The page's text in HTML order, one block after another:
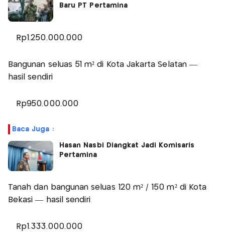
Baru PT Pertamina
Rp1.250.000.000
Bangunan seluas 51 m² di Kota Jakarta Selatan —
hasil sendiri
Rp950.000.000
Baca Juga :
Hasan Nasbi Diangkat Jadi Komisaris
Pertamina
Tanah dan bangunan seluas 120 m² / 150 m² di Kota
Bekasi — hasil sendiri
Rp1.333.000.000